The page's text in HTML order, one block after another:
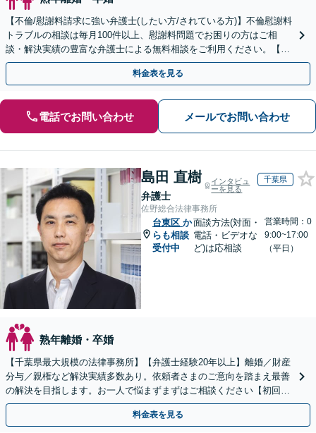
【不倫/慰謝料請求に強い弁護士(したい方/されている方)】不倫慰謝料
トラブルの相談は毎月100件以上、慰謝料問題でお困りの方はご相
談・解決実績の豊富な弁護士による無料相談をご利用ください。【不
倫相談は初回0円】【全国対応】
料金表を見る
電話でお問い合わせ メールでお問い合わせ
島田 直樹
弁護士
インタビュ
ーを見る
千葉県
佐野総合法律事務所
台東区 か
らも相談
受付中
面談方法(対面・
電話・ビデオな
ど)は応相談
営業時間：0
9:00~17:00
（平日）
熟年離婚・卒婚
【千葉県最大規模の法律事務所】【弁護士経験20年以上】離婚／財産
分与／親権など解決実績多数あり。依頼者さまのご意向を踏まえ最善
の解決を目指します。お一人で悩まずまずはご相談ください【初回来
所相談無料】【電話・web面談可】【千葉中央駅5分】
料金表を見る